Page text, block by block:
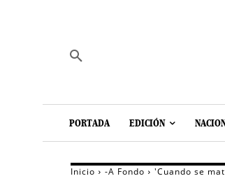
PORTADA EDICIÓN
Inicio -A Fondo 'Cuando se